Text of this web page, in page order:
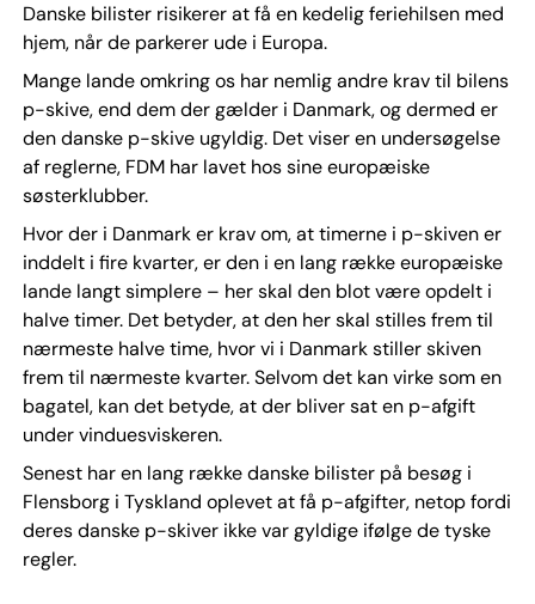
Danske bilister risikerer at få en kedelig feriehilsen med
hjem, når de parkerer ude i Europa.
Mange lande omkring os har nemlig andre krav til bilens
p-skive, end dem der gælder i Danmark, og dermed er
den danske p-skive ugyldig. Det viser en undersøgelse
af reglerne, FDM har lavet hos sine europæiske
søsterklubber.
Hvor der i Danmark er krav om, at timerne i p-skiven er
inddelt i fire kvarter, er den i en lang række europæiske
lande langt simplere – her skal den blot være opdelt i
halve timer. Det betyder, at den her skal stilles frem til
nærmeste halve time, hvor vi i Danmark stiller skiven
frem til nærmeste kvarter. Selvom det kan virke som en
bagatel, kan det betyde, at der bliver sat en p-afgift
under vinduesviskeren.
Senest har en lang række danske bilister på besøg i
Flensborg i Tyskland oplevet at få p-afgifter, netop fordi
deres danske p-skiver ikke var gyldige ifølge de tyske
regler.